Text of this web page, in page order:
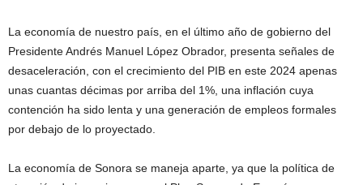
La economía de nuestro país, en el último año de gobierno del
Presidente Andrés Manuel López Obrador, presenta señales de
desaceleración, con el crecimiento del PIB en este 2024 apenas
unas cuantas décimas por arriba del 1%, una inflación cuya
contención ha sido lenta y una generación de empleos formales
por debajo de lo proyectado.
La economía de Sonora se maneja aparte, ya que la política de